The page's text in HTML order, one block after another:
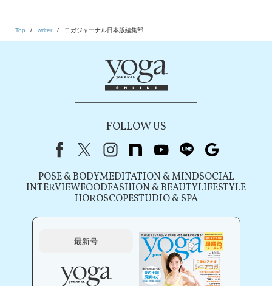
Top writer ヨガジャーナル日本版編集部
FOLLOW US
FacebookX（旧Twitter）
instagram
note youtubeline
POSE & BODYMEDITATION & MINDSOCIAL
INTERVIEWFOODFASHION & BEAUTYLIFESTYLE
HOROSCOPESTUDIO & SPA
最新号